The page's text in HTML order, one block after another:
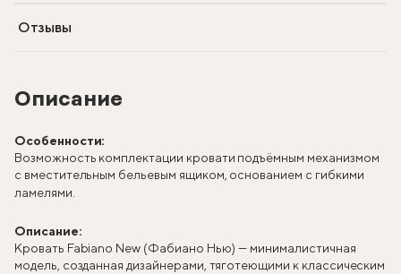
Описание
Особенности:
Возможность комплектации кровати подъёмным механизмом
с вместительным бельевым ящиком, основанием с гибкими
ламелями.
Описание:
Кровать Fabiano New (Фабиано Нью) — минималистичная
модель, созданная дизайнерами, тяготеющими к классическим
Отзывы